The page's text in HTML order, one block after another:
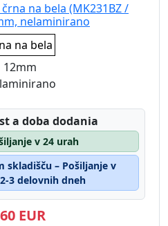
na bela (MK231BZ /
nelaminirano
na bela
12mm
a doba dodania
v 24 urah
skladišču – Pošiljanje v
3 delovnih dneh
EUR